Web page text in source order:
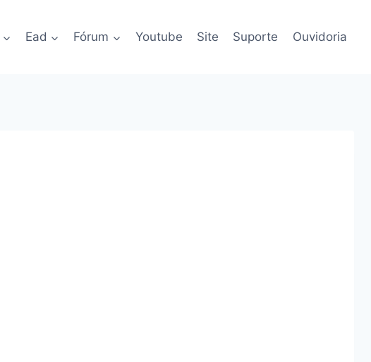
Ead Fórum Youtube Site Suporte Ouvidoria